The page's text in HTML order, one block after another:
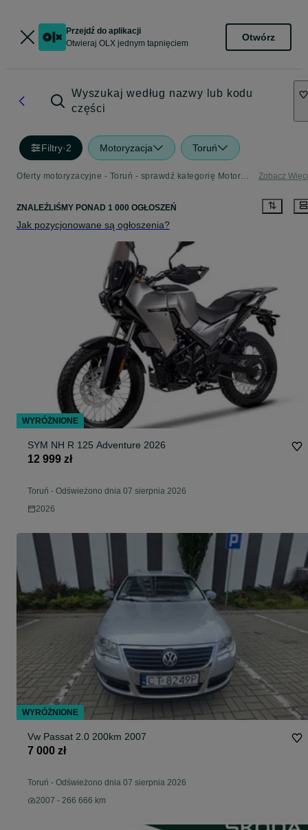
Przejdź do aplikacji
Otwieraj OLX jednym tapnięciem
Otwórz
Wyszukaj według nazwy lub kodu
części
Filtry·2 Motoryzacja Toruń
Oferty motoryzacyjne - Toruń - sprawdź kategorię Motoryzacja Zobacz
ZNALEŹLIŚMY PONAD 1 000 OGŁOSZEŃ
Jak pozycjonowane są ogłoszenia?
SYM NH R 125 Adventure 2026
12 999 zł
Toruń - Odświeżono dnia 07 sierpnia 2026
2026
Vw Passat 2.0 200km 2007
7 000 zł
Toruń - Odświeżono dnia 07 sierpnia 2026
2007 - 266 666 km
WYRÓŻNIONE
WYRÓŻNIONE